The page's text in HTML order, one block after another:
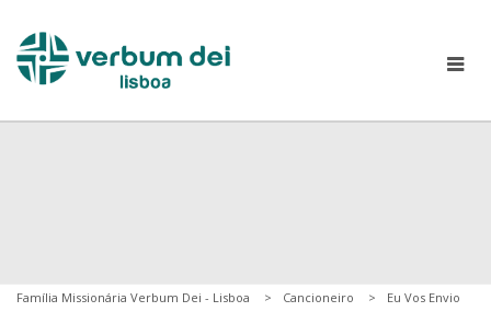
Família Missionária Verbum Dei - Lisboa Cancioneiro Eu Vos Envio